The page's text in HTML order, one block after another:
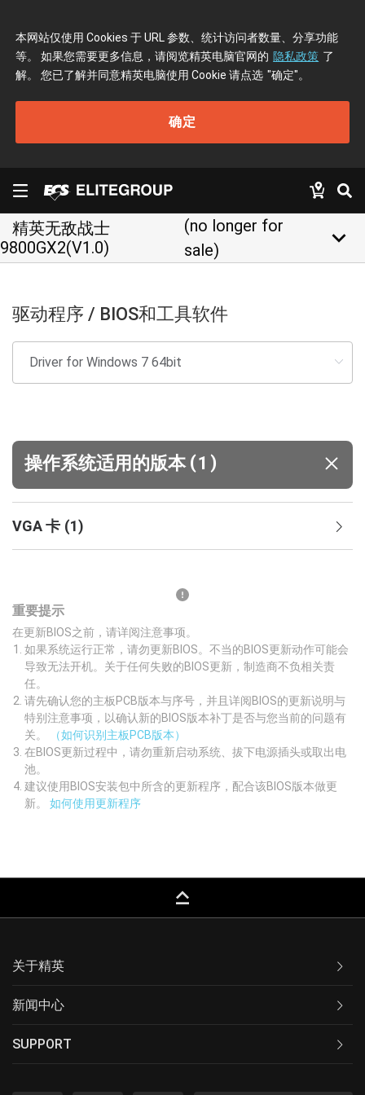
本网站仅使用 Cookies 于 URL 参数、统计访问者数量、分享功能
等。 如果您需要更多信息，请阅览精英电脑官网的 隐私政策 了
解。 您已了解并同意精英电脑使用 Cookie 请点选 "确定"。
确定
精英无敌战士
9800GX2(V1.0)
(no longer for
sale)
keyboard_arrow_down
驱动程序 / BIOS和工具软件
操作系统适用的版本 (1 )
VGA 卡 (1)
重要提示
在更新BIOS之前，请详阅注意事项。
如果系统运行正常，请勿更新BIOS。不当的BIOS更新动作可能会
导致无法开机。关于任何失败的BIOS更新，制造商不负相关责
任。
请先确认您的主板PCB版本与序号，并且详阅BIOS的更新说明与
特别注意事项，以确认新的BIOS版本补丁是否与您当前的问题有
关。
（如何识别主板PCB版本）
在BIOS更新过程中，请勿重新启动系统、拔下电源插头或取出电
池。
建议使用BIOS安装包中所含的更新程序，配合该BIOS版本做更
新。 如何使用更新程序
keyboard_capslock
关于精英
新闻中心
SUPPORT